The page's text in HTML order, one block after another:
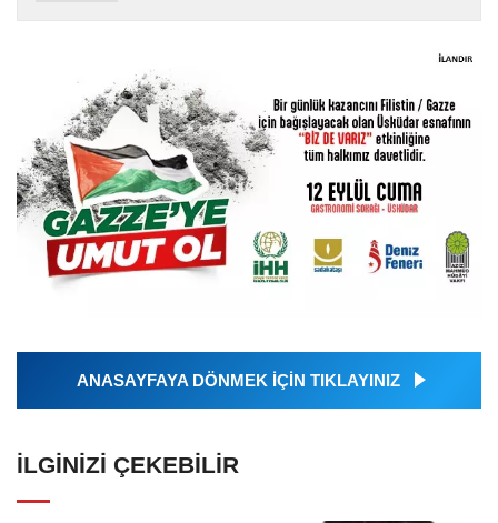
ANASAYFAYA DÖNMEK İÇİN TIKLAYINIZ
İLGINIZI ÇEKEBILIR